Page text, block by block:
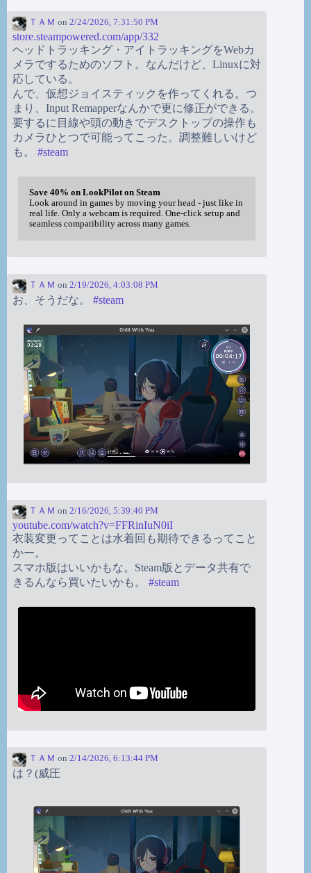
ＴＡＭ on 2/24/2026, 7:31:50 PM
store.steampowered.com/app/332
ヘッドトラッキング・アイトラッキングをWebカ
メラでするためのソフト。なんだけど、Linuxに対
応している。
んで、仮想ジョイスティックを作ってくれる。つ
まり、Input Remapperなんかで更に修正ができる。
要するに目線や頭の動きでデスクトップの操作も
カメラひとつで可能ってこった。調整難しいけど
も。 #steam
Save 40% on LookPilot on Steam
Look around in games by moving your head - just like in
real life. Only a webcam is required. One-click setup and
seamless compatibility across many games.
ＴＡＭ on 2/19/2026, 4:03:08 PM
お、そうだな。 #steam
ＴＡＭ on 2/16/2026, 5:39:40 PM
youtube.com/watch?v=FFRinIuN0iI
衣装変更ってことは水着回も期待できるってこと
かー。
スマホ版はいいかもな。Steam版とデータ共有で
きるんなら買いたいかも。 #steam
ＴＡＭ on 2/14/2026, 6:13:44 PM
は？(威圧